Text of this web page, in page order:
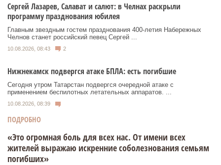
Сергей Лазарев, Салават и салют: в Челнах раскрыли
программу празднования юбилея
Главным звездным гостем празднования 400-летия Набережных
Челнов станет российский певец Сергей ...
10.08.2026, 08:43 2
Нижнекамск подвергся атаке БПЛА: есть погибшие
Сегодня утром Татарстан подвергся очередной атаке с
применением беспилотных летательных аппаратов. ...
10.08.2026, 08:39
ПОДРОБНО
«Это огромная боль для всех нас. От имени всех
жителей выражаю искренние соболезнования семьям
погибших»